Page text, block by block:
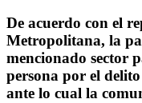
De acuerdo con el
Metropolitana, la
mencionado sector
persona por el delito
ante lo cual la